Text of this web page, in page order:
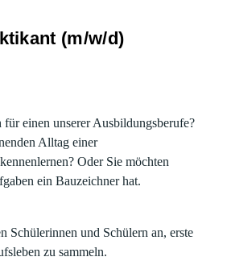
(m/w/d)
für einen unserer Ausbildungsberufe?
Alltag einer
Oder Sie möchten
ein Bauzeichner hat.
Schülerinnen und Schülern an, erste
zu sammeln.